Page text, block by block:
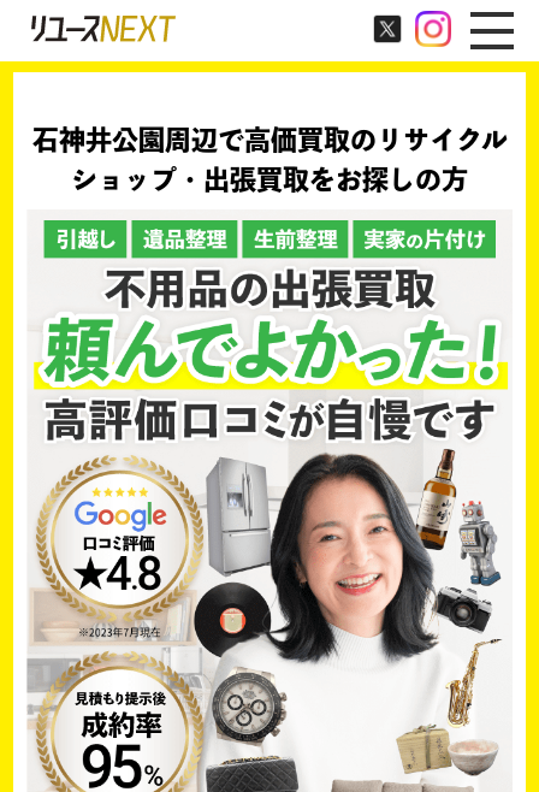
石神井公園周辺で高価買取のリサイクル
ショップ・出張買取をお探しの方